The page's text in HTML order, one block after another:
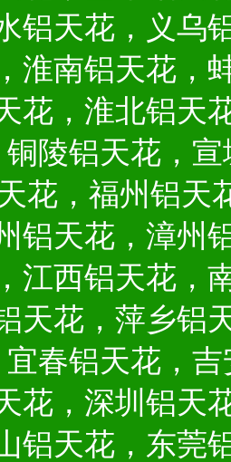
铝天花，义乌
淮南铝天花，
花，淮北铝天
陵铝天花，
花，福州铝天
铝天花，漳州
江西铝天花，
天花，萍乡铝
春铝天花，
花，深圳铝天
铝天花，东莞